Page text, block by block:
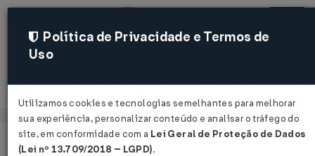
Acessar
Página Inicial
Legislações
Política de Privacidade e Termos de
Uso
Utilizamos cookies e tecnologias semelhantes para melhorar
sua experiência, personalizar conteúdo e analisar o tráfego do
site, em conformidade com a Lei Geral de Proteção de Dados
(Lei nº 13.709/2018 – LGPD).